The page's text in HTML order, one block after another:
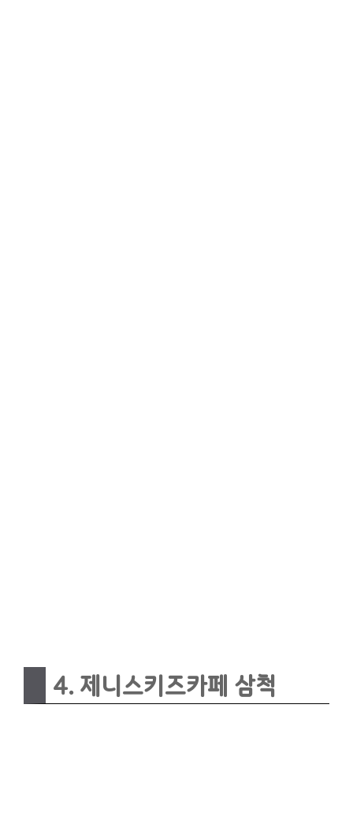
4. 제니스키즈카페 삼척